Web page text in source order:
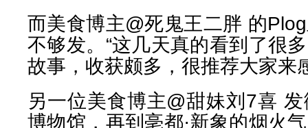
而美食博主@死鬼王二胖 的
不够发。“这几天真的看到了很
故事，收获颇多，很推荐大家来
另一位美食博主@甜妹刘7喜
博物馆，再到亳都·新象的烟火